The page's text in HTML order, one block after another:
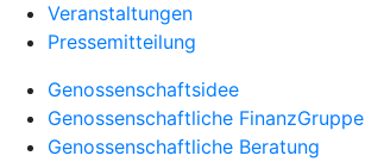
Veranstaltungen
Pressemitteilung
Genossenschaftsidee
Genossenschaftliche FinanzGruppe
Genossenschaftliche Beratung